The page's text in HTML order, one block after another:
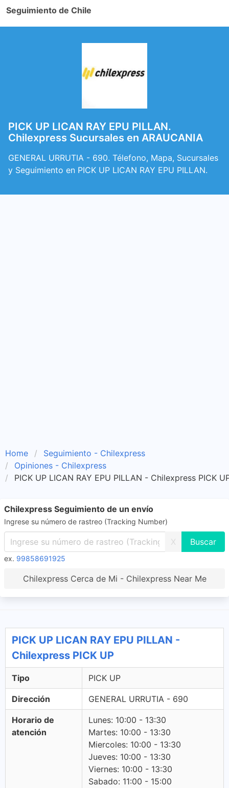
Seguimiento de Chile
PICK UP LICAN RAY EPU PILLAN.
Chilexpress Sucursales en ARAUCANIA
GENERAL URRUTIA - 690. Télefono, Mapa, Sucursales
y Seguimiento en PICK UP LICAN RAY EPU PILLAN.
Home
Seguimiento - Chilexpress
Opiniones - Chilexpress
PICK UP LICAN RAY EPU PILLAN - Chilexpress PICK
Chilexpress Seguimiento de un envío
Ingrese su número de rastreo (Tracking Number)
X
ex. 99858691925
Chilexpress Cerca de Mi - Chilexpress Near Me
PICK UP LICAN RAY EPU PILLAN -
Chilexpress PICK UP
Tipo PICK UP
Dirección GENERAL URRUTIA - 690
Horario de
atención
Lunes: 10:00 - 13:30
Martes: 10:00 - 13:30
Miercoles: 10:00 - 13:30
Jueves: 10:00 - 13:30
Viernes: 10:00 - 13:30
Sabado: 11:00 - 15:00